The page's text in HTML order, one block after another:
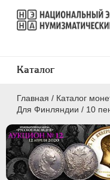
Главная / Каталог
Для Финляндии / 10
Каталог
ПEТР I 1699 - 1725